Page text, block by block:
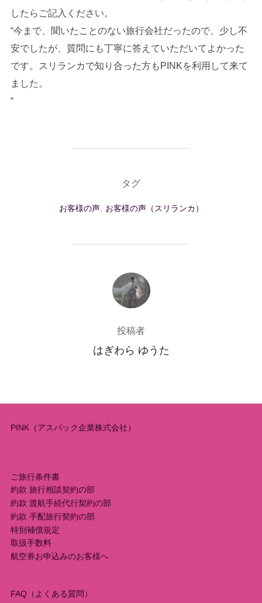
したらご記入ください。
“今まで、聞いたことのない旅行会社だったので、少し不
安でしたが、質問にも丁寧に答えていただいてよかった
です。スリランカで知り合った方もPINKを利用して来て
ました。
“
タグ
お客様の声, お客様の声（スリランカ）
投稿者
投稿者
はぎわら ゆうた
PINK（アスパック企業株式会社）
ご旅行条件書
約款 旅行相談契約の部
約款 渡航手続代行契約の部
約款 手配旅行契約の部
特別補償規定
取扱手数料
航空券お申込みのお客様へ
FAQ（よくある質問）